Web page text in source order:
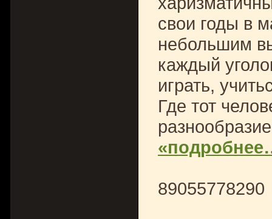
свои годы в
небольшим
каждый
играть,
Где тот
89055778290